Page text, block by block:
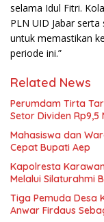
selama Idul Fitri.
PLN UID Jabar
untuk memastikan
periode ini.”
Related News
Perumdam Tirta
Setor Dividen Rp9,5
Mahasiswa dan
Cepat Bupati Aep
Kapolresta
Melalui Silaturahmi
Tiga Pemuda Desa
Anwar Firdaus